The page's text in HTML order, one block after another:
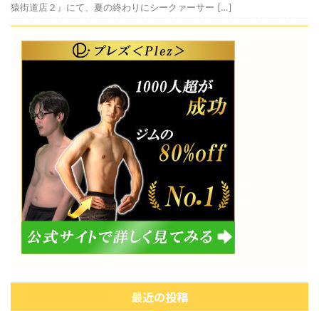
猿街道店２』にて、夏の終わりにシークァーサー […]
最近の投稿